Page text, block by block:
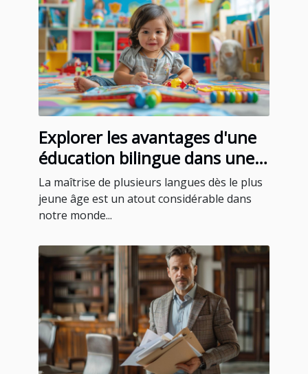
Explorer les avantages d'une
éducation bilingue dans une
école maternelle privée
La maîtrise de plusieurs langues dès le plus
jeune âge est un atout considérable dans
notre monde...